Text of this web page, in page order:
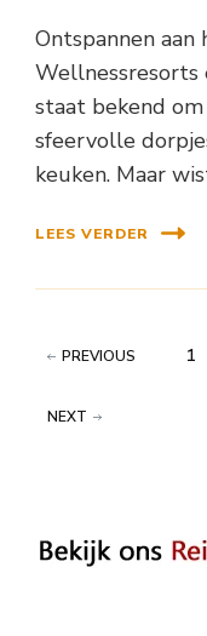
Ontspannen aan
Wellnessresorts
staat bekend
sfeervolle
keuken. Maar
LEES VERDER
Berichten
PREVIOUS 1
NEXT